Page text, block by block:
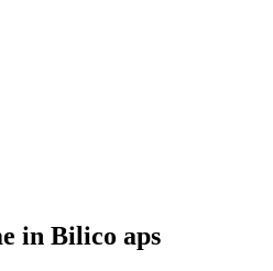
in Bilico aps